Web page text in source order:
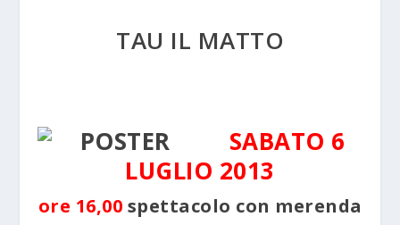
TAU IL MATTO
SABATO 6
LUGLIO 2013
ore 16,00 spettacolo con merenda